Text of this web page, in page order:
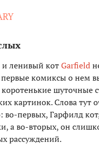
ленивый котGarfield
комиксы о нем
коротенькие шуточные
картинок. Слова тут
во-первых, Гарфилд
а во-вторых, он
рассуждений.